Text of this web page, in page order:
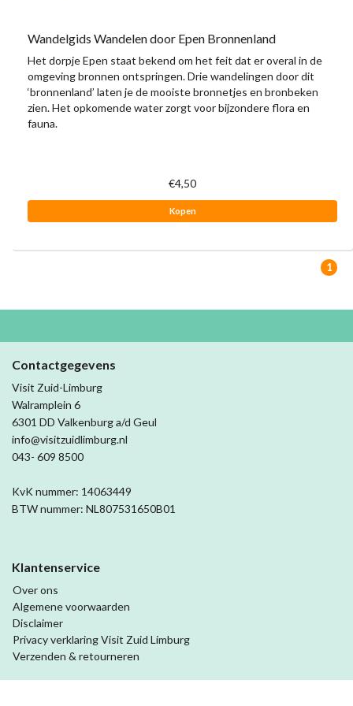
Wandelgids Wandelen door Epen Bronnenland
Het dorpje Epen staat bekend om het feit dat er overal in de
omgeving bronnen ontspringen. Drie wandelingen door dit
‘bronnenland’ laten je de mooiste bronnetjes en bronbeken
zien. Het opkomende water zorgt voor bijzondere flora en
fauna.
€4,50
Kopen
1
Contactgegevens
Visit Zuid-Limburg
Walramplein 6
6301 DD Valkenburg a/d Geul
info@visitzuidlimburg.nl
043- 609 8500
KvK nummer: 14063449
BTW nummer: NL807531650B01
Klantenservice
Over ons
Algemene voorwaarden
Disclaimer
Privacy verklaring Visit Zuid Limburg
Verzenden & retourneren